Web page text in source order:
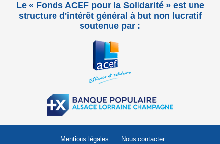
Le « Fonds ACEF pour la Solidarité » est une
structure d'intérêt général à but non lucratif
soutenue par :
Mentions légales Nous contacter